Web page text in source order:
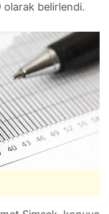
olarak belirlendi.